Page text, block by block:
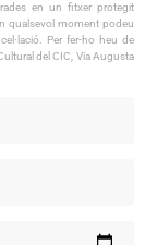
en un fitxer protegit
qualsevol moment podeu
Per fer-ho heu de
del CIC, Via Augusta